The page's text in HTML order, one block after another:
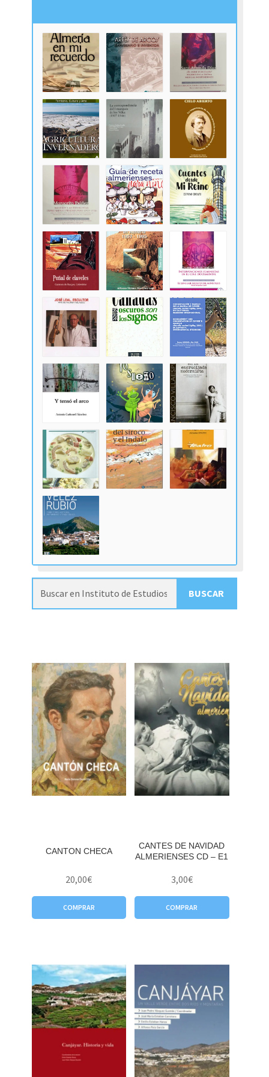
BUSCAR
CANTON CHECA
20,00€
COMPRAR
CANTES DE NAVIDAD
ALMERIENSES CD – E1
3,00€
COMPRAR